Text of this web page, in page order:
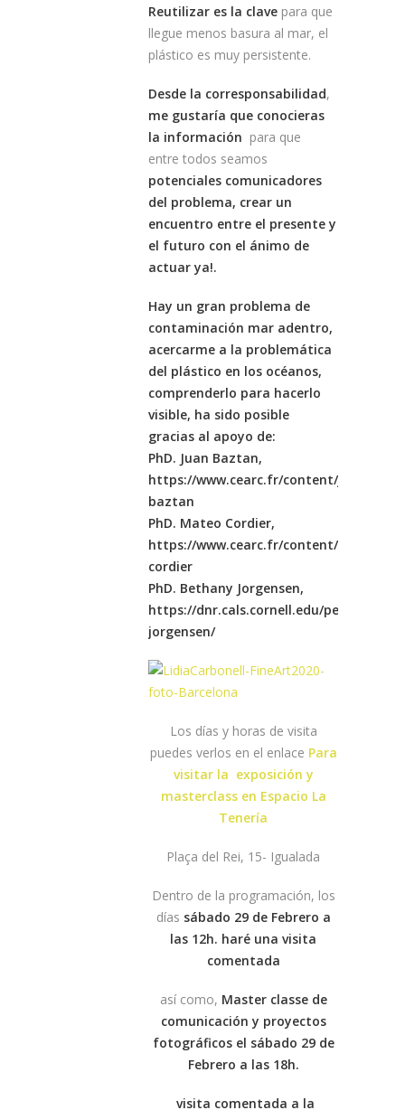
Reutilizar es la clave para que
llegue menos basura al mar, el
plástico es muy persistente.
Desde la corresponsabilidad,
me gustaría que conocieras
la información para que
entre todos seamos
potenciales comunicadores
del problema, crear un
encuentro entre el presente y
el futuro con el ánimo de
actuar ya!.
Hay un gran problema de
contaminación mar adentro,
acercarme a la problemática
del plástico en los océanos,
comprenderlo para hacerlo
visible, ha sido posible
gracias al apoyo de:
PhD. Juan Baztan,
https://www.cearc.fr/content/juan-
baztan
PhD. Mateo Cordier,
https://www.cearc.fr/content/mateo-
cordier
PhD. Bethany Jorgensen,
https://dnr.cals.cornell.edu/people/
jorgensen/
Los días y horas de visita
puedes verlos en el enlace Para
visitar la exposición y
masterclass en Espacio La
Tenería
Plaça del Rei, 15- Igualada
Dentro de la programación, los
días sábado 29 de Febrero a
las 12h. haré una visita
comentada
así como, Master classe de
comunicación y proyectos
fotográficos el sábado 29 de
Febrero a las 18h.
visita comentada a la